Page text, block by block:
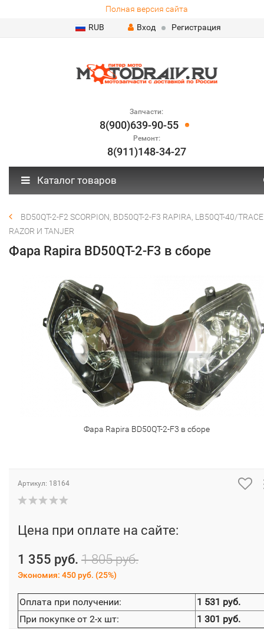
Полная версия сайта
RUB
Вход Регистрация
Запчасти:
8(900)639-90-55
Ремонт:
8(911)148-34-27
Каталог товаров
BD50QT-2-F2 SCORPION, BD50QT-2-F3 RAPIRA, LB50QT-40/
RAZOR И TANJER
Фара Rapira BD50QT-2-F3 в сборе
Фара Rapira BD50QT-2-F3 в сборе
Артикул: 18164
Цена при оплате на сайте:
1 355 руб. 1 805 руб.
Экономия: 450 руб. (25%)
Оплата при получении:
1 531 руб.
При покупке от 2-х шт:
1 301 руб.